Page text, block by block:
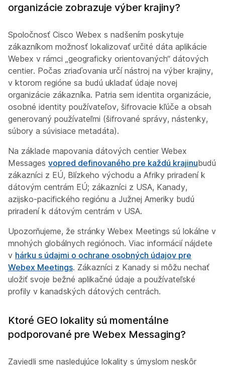
organizácie zobrazuje výber krajiny?
Spoločnosť Cisco Webex s nadšením poskytuje
zákazníkom možnosť lokalizovať určité dáta aplikácie
Webex v rámci „geograficky orientovaných“ dátových
centier. Počas zriaďovania určí nástroj na výber krajiny,
v ktorom regióne sa budú ukladať údaje novej
organizácie zákazníka. Patria sem identita organizácie,
osobné identity používateľov, šifrovacie kľúče a obsah
generovaný používateľmi (šifrované správy, nástenky,
súbory a súvisiace metadáta).
Na základe mapovania dátových centier Webex
Messages vopred definovaného pre každú krajinubudú
zákazníci z EÚ, Blízkeho východu a Afriky priradení k
dátovým centrám EÚ; zákazníci z USA, Kanady,
azijsko-pacifického regiónu a Južnej Ameriky budú
priradení k dátovým centrám v USA.
Upozorňujeme, že stránky Webex Meetings sú lokálne v
mnohých globálnych regiónoch. Viac informácií nájdete
v hárku s údajmi o ochrane osobných údajov pre
Webex Meetings. Zákazníci z Kanady si môžu nechať
uložiť svoje bežné aplikačné údaje a používateľské
profily v kanadských dátových centrách.
Ktoré GEO lokality sú momentálne
podporované pre Webex Messaging?
Zaviedli sme nasledujúce lokality s úmyslom neskôr